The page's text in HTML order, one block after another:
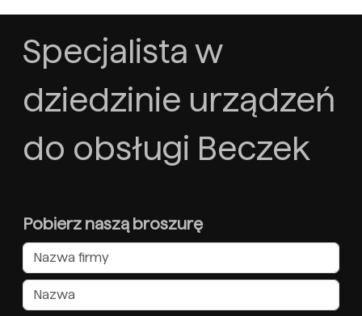
Specjalista w
dziedzinie urządzeń
do obsługi Beczek
Pobierz naszą broszurę